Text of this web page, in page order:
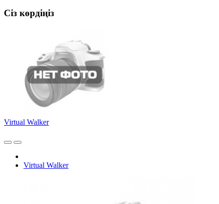
Сіз көрдіңіз
Virtual Walker
Virtual Walker